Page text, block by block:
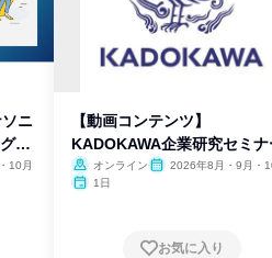
ニ
ラ
10月
【動画コンテンツ】
KADOKAWA企業研究セミナ
オンライン
2026年8月・9月・
1日
お気に入り